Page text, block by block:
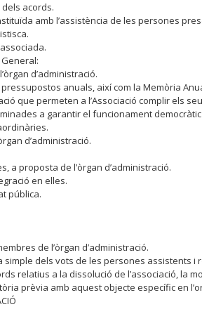
acords.
amb l’assistència de les persones
d’administració.
anuals, així com la Memòria
que permeten a l’Associació complir els
a garantir el funcionament democràtic
d’administració.
a proposta de l’òrgan d’administració.
en elles.
pública.
de l’òrgan d’administració.
simple dels vots de les persones assistents i
relatius a la dissolució de l’associació, la
prèvia amb aquest objecte específic en